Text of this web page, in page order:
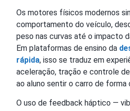
Os motores físicos modernos
comportamento do veículo,
peso nas curvas até o impacto
Em plataformas de ensino da
rápida, isso se traduz em
aceleração, tração e controle
ao aluno sentir o carro de forma
O uso de feedback háptico —